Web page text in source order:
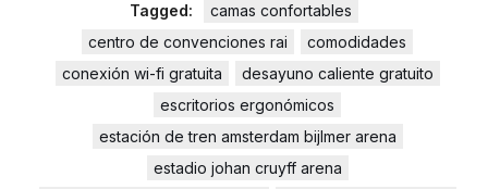
Tagged:
camas confortables
centro de convenciones rai
comodidades
conexión wi-fi gratuita
desayuno caliente gratuito
escritorios ergonómicos
estación de tren amsterdam bijlmer arena
estadio johan cruyff arena